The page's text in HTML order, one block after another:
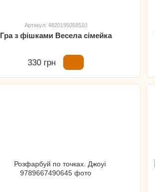
Артикул: 4820195058510
Гра з фішками Весела сімейка
330 грн